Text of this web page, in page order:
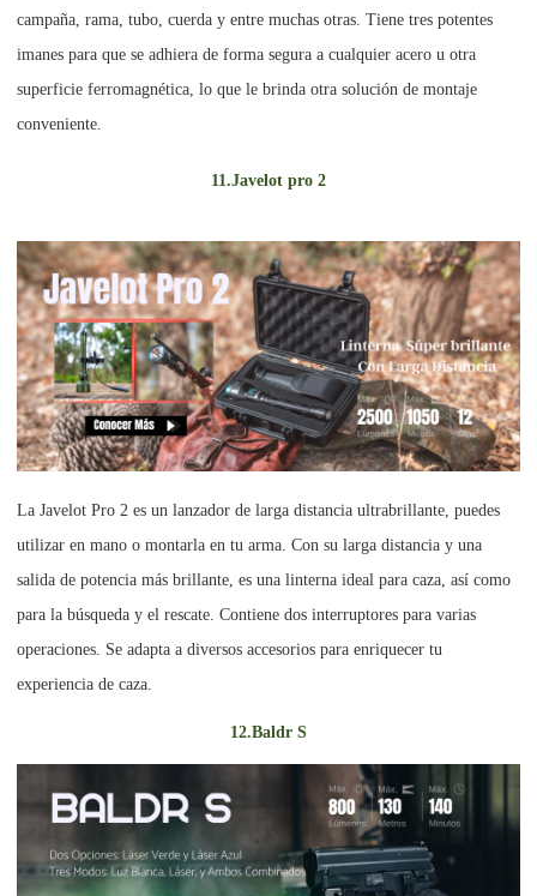
campaña, rama, tubo, cuerda y entre muchas otras. Tiene tres potentes
imanes para que se adhiera de forma segura a cualquier acero u otra
superficie ferromagnética, lo que le brinda otra solución de montaje
conveniente.
11.Javelot pro 2
La Javelot Pro 2 es un lanzador de larga distancia ultrabrillante, puedes
utilizar en mano o montarla en tu arma. Con su larga distancia y una
salida de potencia más brillante, es una linterna ideal para caza, así como
para la búsqueda y el rescate. Contiene dos interruptores para varias
operaciones. Se adapta a diversos accesorios para enriquecer tu
experiencia de caza.
12.Baldr S